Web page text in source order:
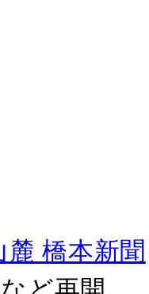
麓 橋本新聞